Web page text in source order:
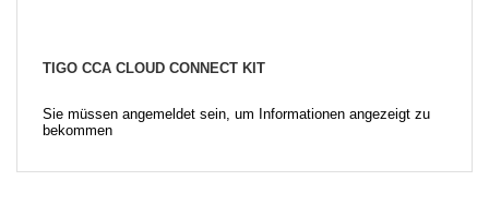
TIGO CCA CLOUD CONNECT KIT
Sie müssen angemeldet sein, um Informationen angezeigt zu
bekommen